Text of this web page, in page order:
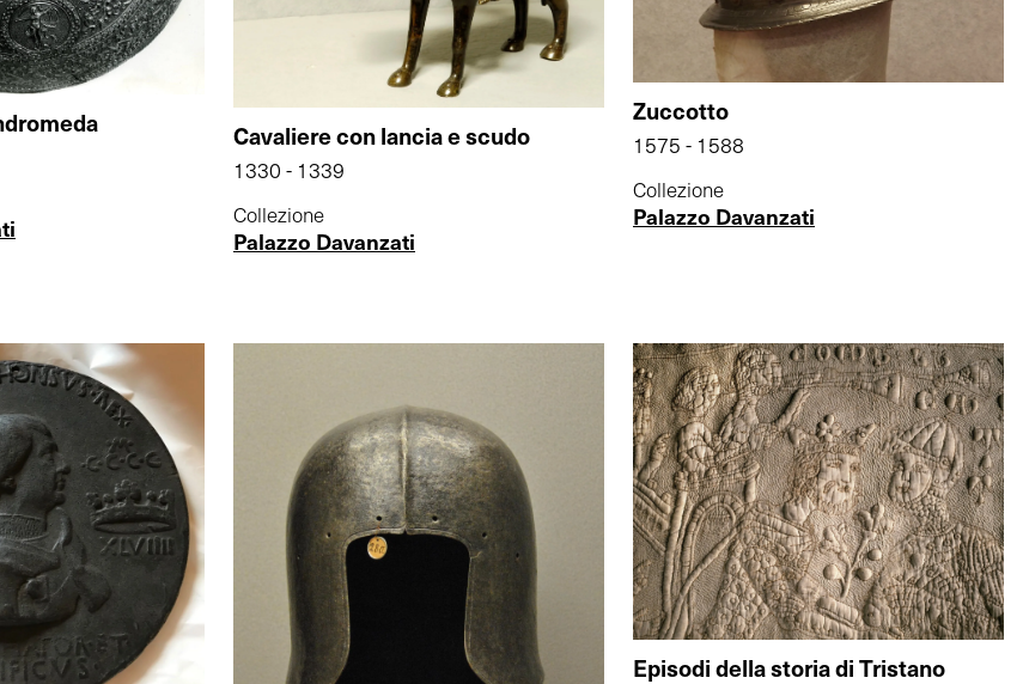
Cavaliere con lancia e scudo
1330 - 1339
Collezione
Palazzo Davanzati
Zuccotto
1575 - 1588
Collezione
Palazzo Davanzati
Episodi della storia di Tristano